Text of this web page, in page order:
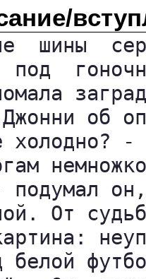
шины
под
об
холодно? -
подумал
От
белой